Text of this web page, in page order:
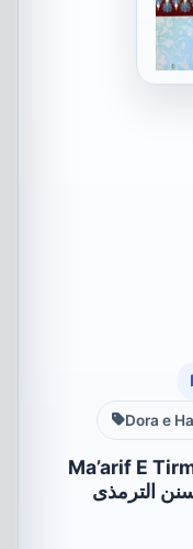
Ma’arif E
الترمذی